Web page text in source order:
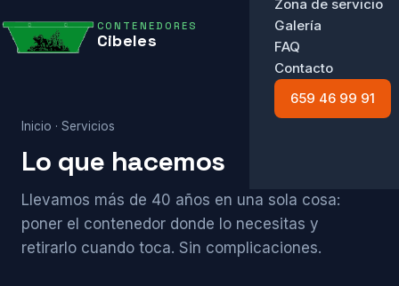
CONTENEDORES
Cibeles
Zona de servicio
Galería
FAQ
Contacto
659 46 99 91
Inicio · Servicios
Lo que hacemos
Llevamos más de 40 años en una sola cosa:
poner el contenedor donde lo necesitas y
retirarlo cuando toca. Sin complicaciones.